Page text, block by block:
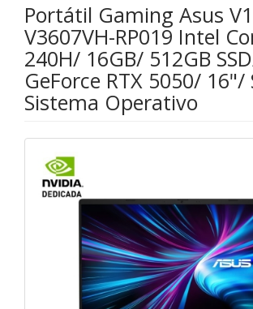
Portátil Gaming Asus
V3607VH-RP019 Intel
240H/ 16GB/ 512GB
GeForce RTX 5050/ 16"/
Sistema Operativo